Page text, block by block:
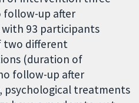
follow-up after
93 participants
two different
(duration of
follow-up after
psychological treatments